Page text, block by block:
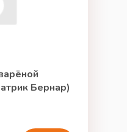
Бернар)